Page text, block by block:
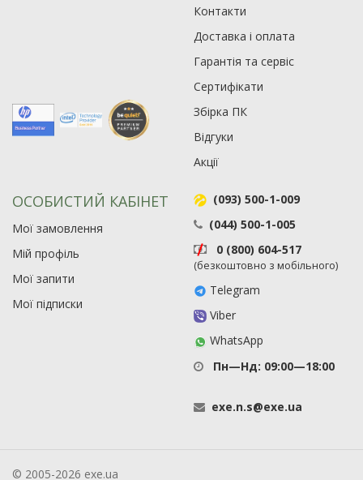
Контакти
Доставка і оплата
Гарантія та сервіс
Сертифікати
Збірка ПК
Відгуки
Акції
ОСОБИСТИЙ КАБІНЕТ
Мої замовлення
Мій профіль
Мої запити
Мої підписки
(093) 500-1-009
(044) 500-1-005
0 (800) 604-517
(безкоштовно з мобільного)
Telegram
Viber
WhatsApp
Пн—Нд: 09:00—18:00
exe.n.s@exe.ua
© 2005-2026 exe.ua